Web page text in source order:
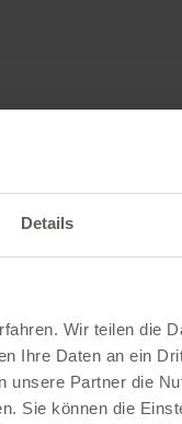
Details
Wir teilen die
Ihre Daten an ein
unsere Partner die
Sie können die